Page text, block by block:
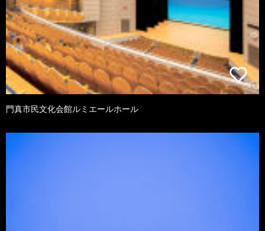
門真市民文化会館ルミエールホール